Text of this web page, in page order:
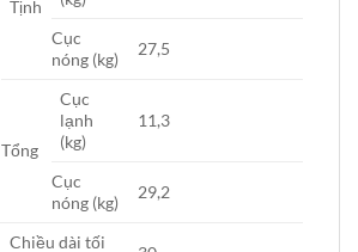
Tịnh
Cục
nóng (kg)
27,5
Tổng
Cục
lạnh
(kg)
11,3
Cục
nóng (kg)
29,2
Chiều dài tối